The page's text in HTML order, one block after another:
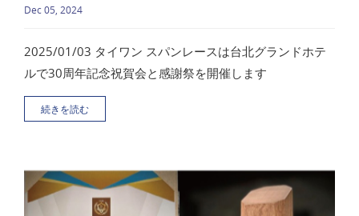
Dec 05, 2024
2025/01/03 タイワン スパンレースは台北グランドホテ
ルで30周年記念祝賀会と感謝祭を開催します
続きを読む